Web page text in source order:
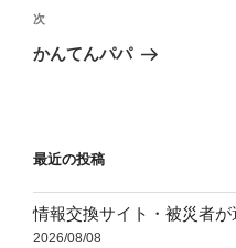
ビ
ゲ
ン
稿
次
の
次
かんてんパパ
最近の投稿
情報交換サイト・被災者が
2026/08/08